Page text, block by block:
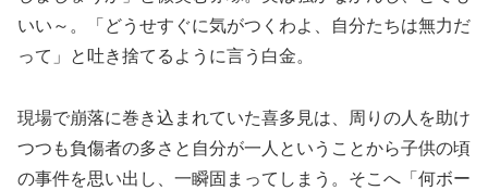
いい～。「どうせすぐに気がつくわよ、自分たちは無力だ
って」と吐き捨てるように言う白金。
現場で崩落に巻き込まれていた喜多見は、周りの人を助け
つつも負傷者の多さと自分が一人ということから子供の頃
の事件を思い出し、一瞬固まってしまう。そこへ「何ボー